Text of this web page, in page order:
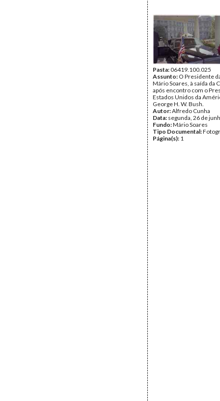
Pasta:06419.100.025
Assunto: O Presidente
Mário Soares, à saída da
após encontro com o
Estados Unidos da
George H. W. Bush.
Autor:Alfredo Cunha
Data: segunda, 26 de
Fundo:Mário Soares
Tipo Documental:
Página(s): 1